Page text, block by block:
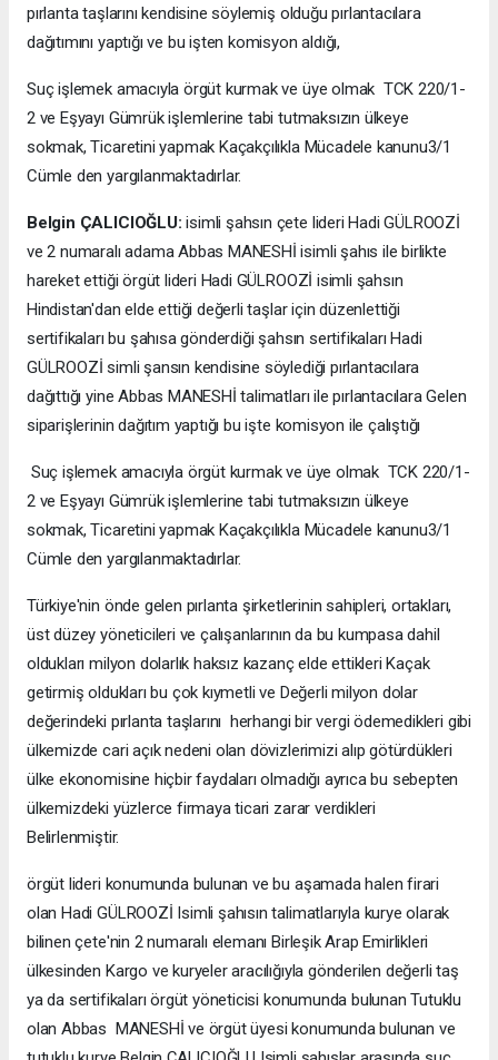
pırlanta taşlarını kendisine söylemiş olduğu pırlantacılara
dağıtımını yaptığı ve bu işten komisyon aldığı,
Suç işlemek amacıyla örgüt kurmak ve üye olmak TCK 220/1-
2 ve Eşyayı Gümrük işlemlerine tabi tutmaksızın ülkeye
sokmak, Ticaretini yapmak Kaçakçılıkla Mücadele kanunu3/1
Cümle den yargılanmaktadırlar.
Belgin ÇALICIOĞLU: isimli şahsın çete lideri Hadi GÜLROOZİ
ve 2 numaralı adama Abbas MANESHİ isimli şahıs ile birlikte
hareket ettiği örgüt lideri Hadi GÜLROOZİ isimli şahsın
Hindistan'dan elde ettiği değerli taşlar için düzenlettiği
sertifikaları bu şahısa gönderdiği şahsın sertifikaları Hadi
GÜLROOZİ simli şansın kendisine söylediği pırlantacılara
dağıttığı yine Abbas MANESHİ talimatları ile pırlantacılara Gelen
siparişlerinin dağıtım yaptığı bu işte komisyon ile çalıştığı
Suç işlemek amacıyla örgüt kurmak ve üye olmak TCK 220/1-
2 ve Eşyayı Gümrük işlemlerine tabi tutmaksızın ülkeye
sokmak, Ticaretini yapmak Kaçakçılıkla Mücadele kanunu3/1
Cümle den yargılanmaktadırlar.
Türkiye'nin önde gelen pırlanta şirketlerinin sahipleri, ortakları,
üst düzey yöneticileri ve çalışanlarının da bu kumpasa dahil
oldukları milyon dolarlık haksız kazanç elde ettikleri Kaçak
getirmiş oldukları bu çok kıymetli ve Değerli milyon dolar
değerindeki pırlanta taşlarını herhangi bir vergi ödemedikleri gibi
ülkemizde cari açık nedeni olan dövizlerimizi alıp götürdükleri
ülke ekonomisine hiçbir faydaları olmadığı ayrıca bu sebepten
ülkemizdeki yüzlerce firmaya ticari zarar verdikleri
Belirlenmiştir.
örgüt lideri konumunda bulunan ve bu aşamada halen firari
olan Hadi GÜLROOZİ Isimli şahısın talimatlarıyla kurye olarak
bilinen çete'nin 2 numaralı elemanı Birleşik Arap Emirlikleri
ülkesinden Kargo ve kuryeler aracılığıyla gönderilen değerli taş
ya da sertifikaları örgüt yöneticisi konumunda bulunan Tutuklu
olan Abbas MANESHİ ve örgüt üyesi konumunda bulunan ve